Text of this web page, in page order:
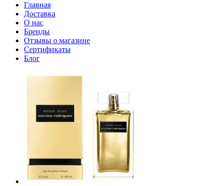
Главная
Доставка
О нас
Бренды
Отзывы о магазине
Сертификаты
Блог